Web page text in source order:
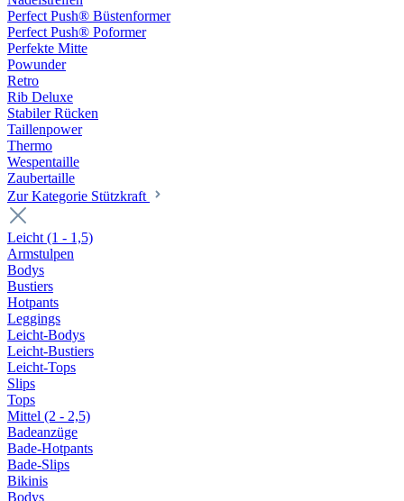
Perfect Push® Büstenformer
Perfect Push® Poformer
Perfekte Mitte
Powunder
Retro
Rib Deluxe
Stabiler Rücken
Taillenpower
Thermo
Wespentaille
Zaubertaille
Zur Kategorie Stützkraft
Leicht (1 - 1,5)
Armstulpen
Bodys
Bustiers
Hotpants
Leggings
Leicht-Bodys
Leicht-Bustiers
Leicht-Tops
Slips
Tops
Mittel (2 - 2,5)
Badeanzüge
Bade-Hotpants
Bade-Slips
Bikinis
Bodys